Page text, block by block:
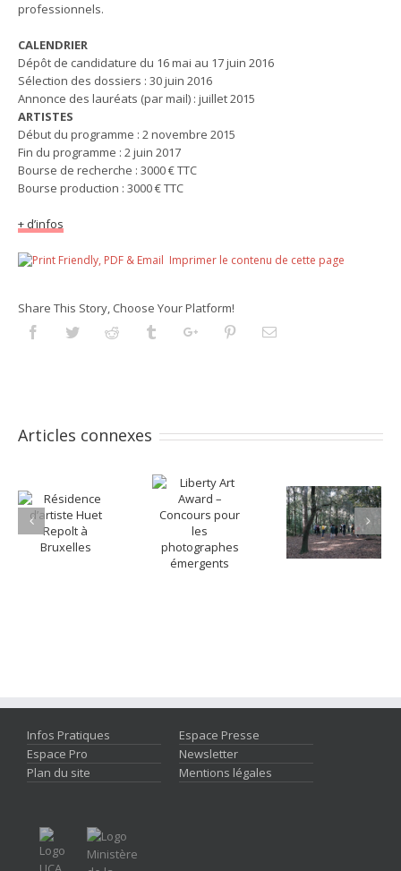
professionnels.
CALENDRIER
Dépôt de candidature du 16 mai au 17 juin 2016
Sélection des dossiers : 30 juin 2016
Annonce des lauréats (par mail) : juillet 2015
ARTISTES
Début du programme : 2 novembre 2015
Fin du programme : 2 juin 2017
Bourse de recherche : 3000 € TTC
Bourse production : 3000 € TTC
+ d’infos
Imprimer le contenu de cette page
Share This Story, Choose Your Platform!
FacebookTwitterReddit TumblrGoogleplusPinterestEmail
Articles connexes
Infos Pratiques
Espace Presse
Espace Pro
Newsletter
Plan du site
Mentions légales